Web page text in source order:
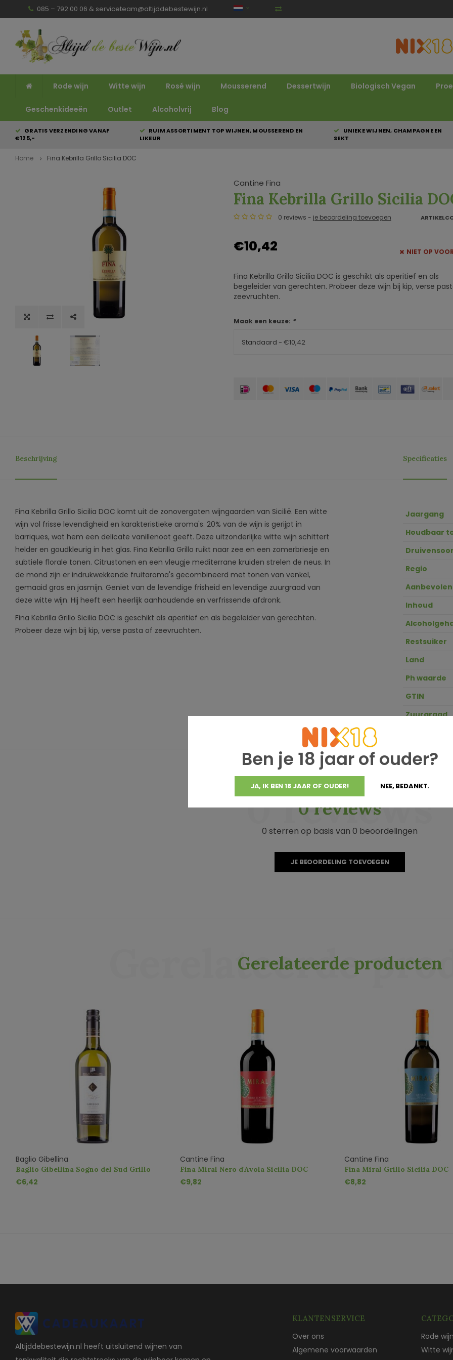
085 – 792 00 06 & serviceteam@altijddebestewijn.nl
Rode wijn Witte wijn Rosé wijn Mousserend Dessertwijn Biologisch Vegan
Geschenkideeën Outlet Alcoholvrij Blog
GRATIS VERZENDING VANAF
€125,-
RUIM ASSORTIMENT TOP WIJNEN, MOUSSEREND EN
LIKEUR
UNIEKE WIJNEN, CHAMPAGNE EN
SEKT
Ben je 18 jaar of ouder?
JA, IK BEN 18 JAAR OF OUDER! NEE, BEDANKT.
Home Fina Kebrilla Grillo Sicilia DOC
Cantine Fina
Fina Kebrilla Grillo Sicilia
0 reviews - je beoordeling toevoegen
€10,42 NIET OP
Fina Kebrilla Grillo Sicilia DOC is geschikt als aperitief en als
begeleider van gerechten. Probeer deze wijn bij kip, verse
zeevruchten.
Maak een keuze: *
Standaard - €10,42
Beschrijving Specificaties
Fina Kebrilla Grillo Sicilia DOC komt uit de zonovergoten wijngaarden van Sicilië. Een witte
wijn vol frisse levendigheid en karakteristieke aroma's. 20% van de wijn is gerijpt in
barriques, wat hem een ​​delicate vanillenoot geeft. Deze uitzonderlijke witte wijn schittert
helder en goudkleurig in het glas. Fina Kebrilla Grillo ruikt naar zee en een zomerbriesje en
subtiele florale tonen. Citrustonen en een vleugje mediterrane kruiden strelen de neus. In
de mond zijn er indrukwekkende fruitaroma's gecombineerd met tonen van venkel,
gemaaid gras en jasmijn. Geniet van de levendige frisheid en levendige zuurgraad van
deze witte wijn. Hij heeft een heerlijk aanhoudende en verfrissende afdronk.
Fina Kebrilla Grillo Sicilia DOC is geschikt als aperitief en als begeleider van gerechten.
Probeer deze wijn bij kip, verse pasta of zeevruchten.
Jaargang
Houdbaar
Regio
Inhoud
Restsuiker
Land
Ph waarde
GTIN
Zuurgraad
0 reviews
0 reviews
0 sterren op basis van 0 beoordelingen
JE BEOORDELING TOEVOEGEN
Gerelateerde producten
Gerelateerde
Baglio Gibellina
Baglio Gibellina Sogno del Sud Grillo
€6,42
Cantine Fina
Fina Miral Nero d'Avola Sicilia DOC
€9,82
Cantine Fina
Fina Miral Grillo Sicilia DOC
€8,82
Altijddebestewijn.nl heeft uitsluitend wijnen van
KLANTENSERVICE
Over ons
Algemene voorwaarden
Rode wijn
Witte